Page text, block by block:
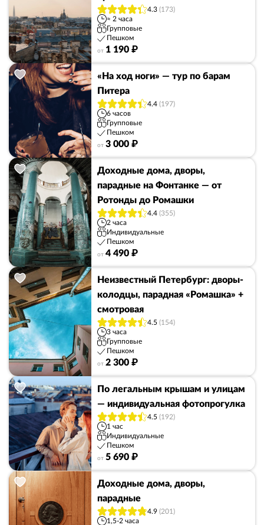
4.3 (173)
≈ 2 часа
Групповые
Пешком
от 1 190 ₽
«На ход ноги» — тур по барам
Питера
4.4 (197)
6 часов
Групповые
Пешком
от 3 000 ₽
Доходные дома, дворы,
парадные на Фонтанке — от
Ротонды до Ромашки
4.4 (355)
2 часа
Индивидуальные
Пешком
от 4 490 ₽
Неизвестный Петербург: дворы-
колодцы, парадная «Ромашка» +
смотровая
4.5 (154)
3 часа
Групповые
Пешком
от 2 300 ₽
По легальным крышам и улицам
— индивидуальная фотопрогулка
4.5 (192)
1 час
Индивидуальные
Пешком
от 5 690 ₽
Доходные дома, дворы,
парадные
4.9 (201)
1,5-2 часа